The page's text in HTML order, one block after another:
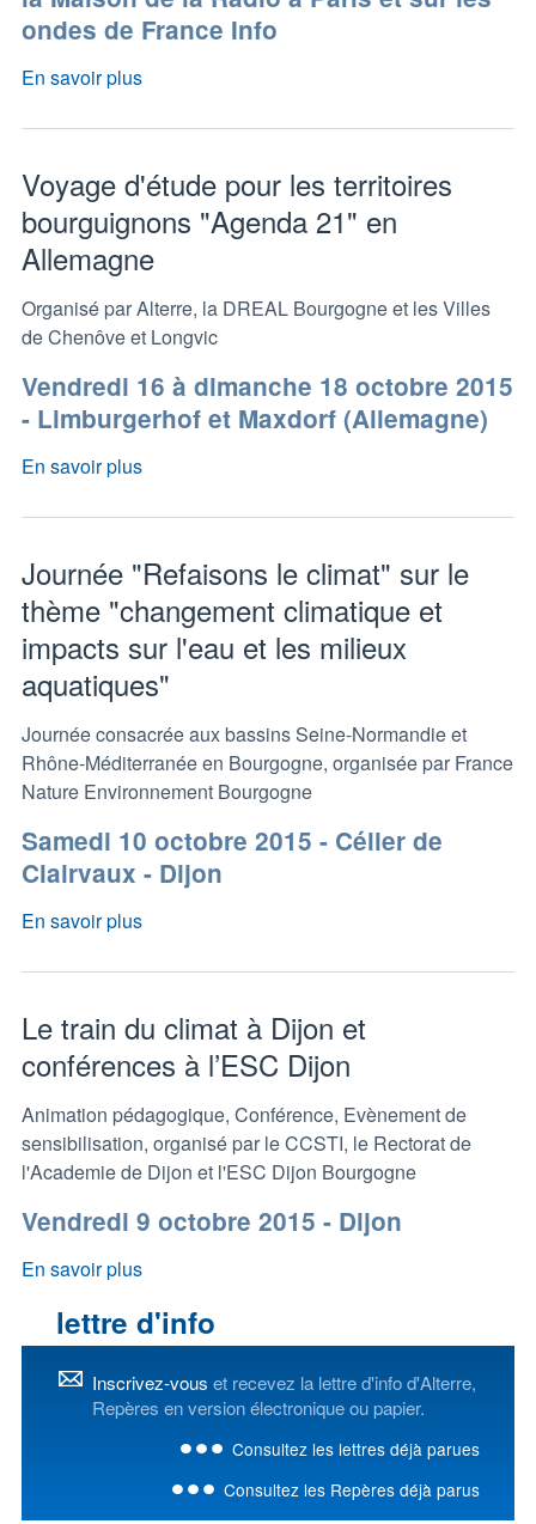
ondes de France Info
En savoir plus
Voyage d'étude pour les territoires
bourguignons "Agenda 21" en
Allemagne
Organisé par Alterre, la DREAL Bourgogne et les Villes
de Chenôve et Longvic
Vendredi 16 à dimanche 18 octobre 2015
- Limburgerhof et Maxdorf (Allemagne)
En savoir plus
Journée "Refaisons le climat" sur le
thème "changement climatique et
impacts sur l'eau et les milieux
aquatiques"
Journée consacrée aux bassins Seine-Normandie et
Rhône-Méditerranée en Bourgogne, organisée par France
Nature Environnement Bourgogne
Samedi 10 octobre 2015 - Célier de
Clairvaux - Dijon
En savoir plus
Le train du climat à Dijon et
conférences à l’ESC Dijon
Animation pédagogique, Conférence, Evènement de
sensibilisation, organisé par le CCSTI, le Rectorat de
l'Academie de Dijon et l'ESC Dijon Bourgogne
Vendredi 9 octobre 2015 - Dijon
En savoir plus
lettre d'info
Inscrivez-vous et recevez la lettre d'info d'Alterre,
Repères en version électronique ou papier.
Consultez les lettres déjà parues
Consultez les Repères déjà parus